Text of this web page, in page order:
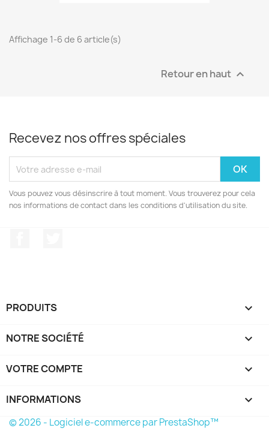
Affichage 1-6 de 6 article(s)
Retour en haut 
Recevez nos offres spéciales
Vous pouvez vous désinscrire à tout moment. Vous trouverez pour cela
nos informations de contact dans les conditions d'utilisation du site.
PRODUITS 
NOTRE SOCIÉTÉ 
VOTRE COMPTE 
INFORMATIONS keyboard_arrow_down
© 2026 - Logiciel e-commerce par PrestaShop™